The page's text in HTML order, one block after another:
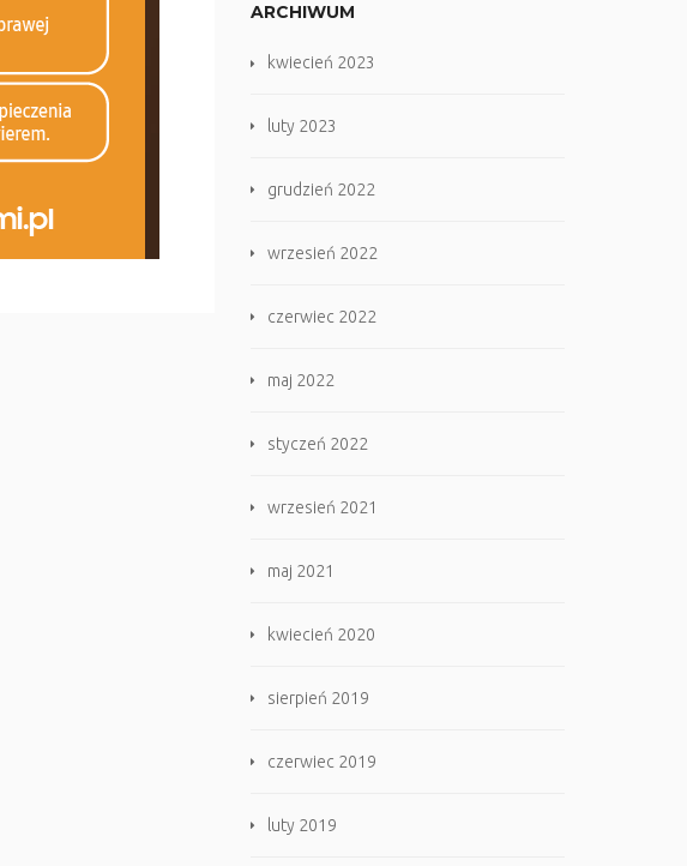
ARCHIWUM
kwiecień 2023
luty 2023
grudzień 2022
wrzesień 2022
czerwiec 2022
maj 2022
styczeń 2022
wrzesień 2021
maj 2021
kwiecień 2020
sierpień 2019
czerwiec 2019
luty 2019